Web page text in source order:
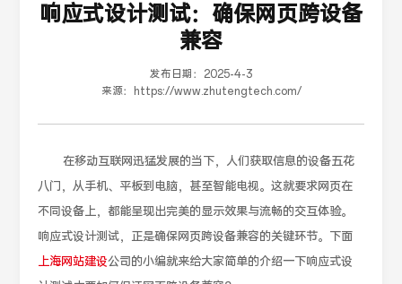
响应式设计测试：确保网页跨设备
兼容
发布日期： 2025-4-3
来源：
https://www.zhutengtech.com/
在移动互联网迅猛发展的当下，人们获取信息的设备五花
八门，从手机、平板到电脑，甚至智能电视。这就要求网页在
不同设备上，都能呈现出完美的显示效果与流畅的交互体验。
响应式设计测试，正是确保网页跨设备兼容的关键环节。下面
上海网站建设公司的小编就来给大家简单的介绍一下响应式设